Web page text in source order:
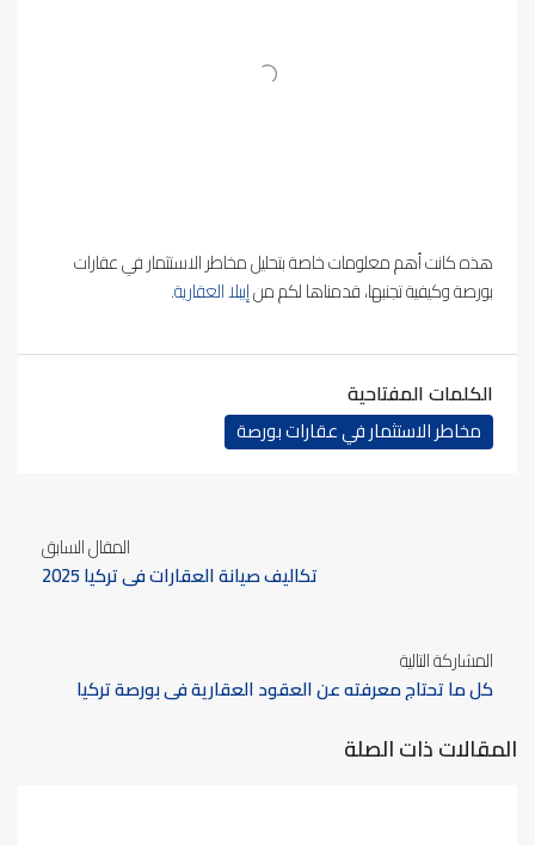
هذه كانت أهم معلومات خاصة بتحليل مخاطر الاستثمار في عقارات
بورصة وكيفية تجنبها، قدمناها لكم منإيبلا العقارية.
الكلمات المفتاحية
مخاطر الاستثمار في عقارات بورصة
المقال السابق
تكاليف صيانة العقارات في تركيا 2025
المشاركة التالية
كل ما تحتاج معرفته عن العقود العقارية في بورصة تركيا
المقالات ذات الصلة